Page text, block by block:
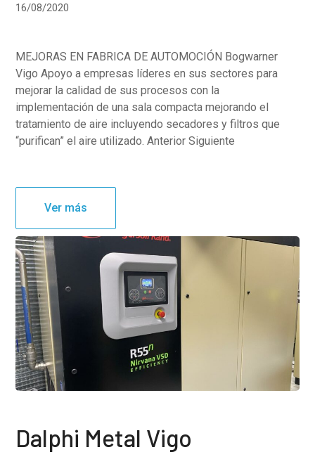
16/08/2020
MEJORAS EN FABRICA DE AUTOMOCIÓN Bogwarner
Vigo Apoyo a empresas líderes en sus sectores para
mejorar la calidad de sus procesos con la
implementación de una sala compacta mejorando el
tratamiento de aire incluyendo secadores y filtros que
“purifican” el aire utilizado. Anterior Siguiente
Ver más
Dalphi Metal Vigo